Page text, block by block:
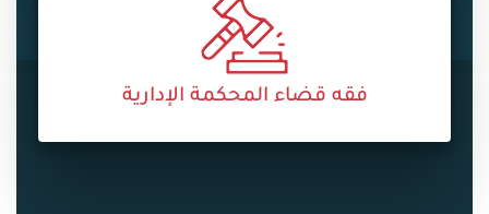
فقه قضاء المحكمة الإدارية